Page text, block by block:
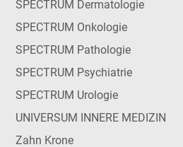
SPECTRUM Dermatologie
SPECTRUM Onkologie
SPECTRUM Pathologie
SPECTRUM Psychiatrie
SPECTRUM Urologie
UNIVERSUM INNERE MEDIZIN
Zahn Krone